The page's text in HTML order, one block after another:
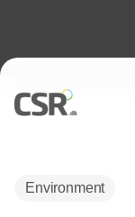
Environment